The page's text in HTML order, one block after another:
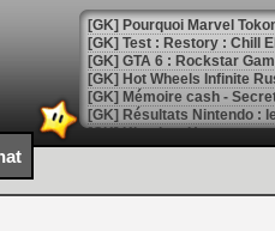
[GK] Pourquoi Marvel
[GK] Test : Restory : Chill
[GK] GTA 6 : Rockstar
[GK] Hot Wheels Infinite
[GK] Mémoire cash -
[GK] Résultats Nintendo :
[GK] Déjà des
[Mo5] Brickboy cherche à
[GK] Minecraft et ses «